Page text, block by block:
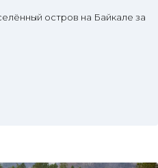
остров на Байкале за